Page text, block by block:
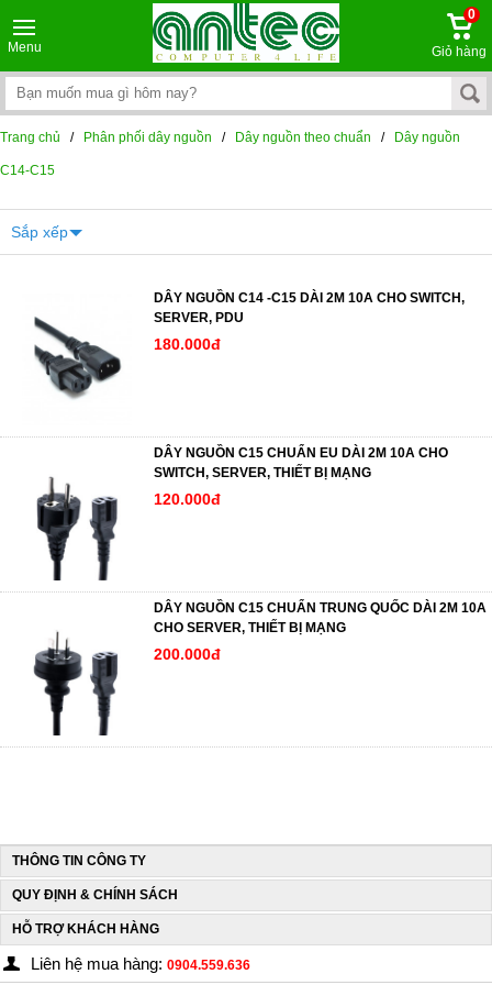
Menu
0
Giỏ hàng
Trang chủ / Phân phối dây nguồn / Dây nguồn theo chuẩn / Dây nguồn
C14-C15
Sắp xếp
DÂY NGUỒN C14 -C15 DÀI 2M 10A CHO SWITCH,
SERVER, PDU
180.000đ
DÂY NGUỒN C15 CHUẨN EU DÀI 2M 10A CHO
SWITCH, SERVER, THIẾT BỊ MẠNG
120.000đ
DÂY NGUỒN C15 CHUẨN TRUNG QUỐC DÀI 2M 10A
CHO SERVER, THIẾT BỊ MẠNG
200.000đ
THÔNG TIN CÔNG TY
QUY ĐỊNH & CHÍNH SÁCH
HỖ TRỢ KHÁCH HÀNG
Liên hệ mua hàng: 0904.559.636